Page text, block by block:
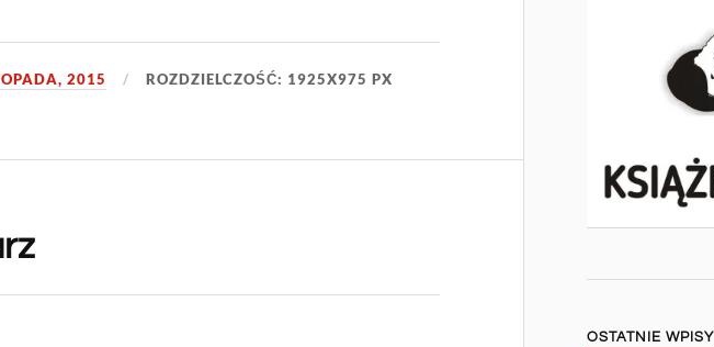
2015 ROZDZIELCZOŚĆ: 1925X975 PX
OSTATNIE WPISY